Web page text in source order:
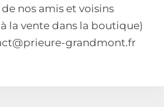
nos amis et voisins
la vente dans la boutique)
grandmont.fr